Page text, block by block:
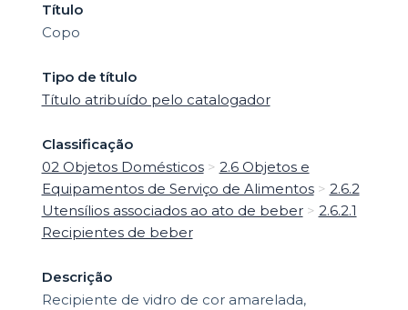
Título
Copo
Tipo de título
Título atribuído pelo catalogador
Classificação
02 Objetos Domésticos> 2.6 Objetos e
Equipamentos de Serviço de Alimentos> 2.6.2
Utensílios associados ao ato de beber> 2.6.2.1
Recipientes de beber
Descrição
Recipiente de vidro de cor amarelada,